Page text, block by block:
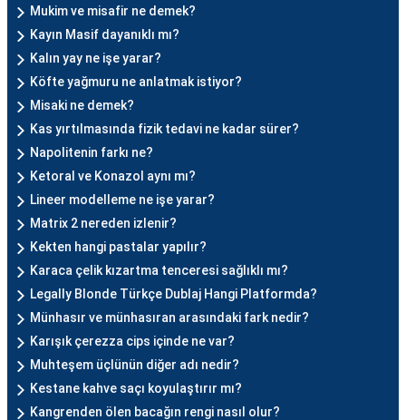
Mukim ve misafir ne demek?
Kayın Masif dayanıklı mı?
Kalın yay ne işe yarar?
Köfte yağmuru ne anlatmak istiyor?
Misaki ne demek?
Kas yırtılmasında fizik tedavi ne kadar sürer?
Napolitenin farkı ne?
Ketoral ve Konazol aynı mı?
Lineer modelleme ne işe yarar?
Matrix 2 nereden izlenir?
Kekten hangi pastalar yapılır?
Karaca çelik kızartma tenceresi sağlıklı mı?
Legally Blonde Türkçe Dublaj Hangi Platformda?
Münhasır ve münhasıran arasındaki fark nedir?
Karışık çerezza cips içinde ne var?
Muhteşem üçlünün diğer adı nedir?
Kestane kahve saçı koyulaştırır mı?
Kangrenden ölen bacağın rengi nasıl olur?